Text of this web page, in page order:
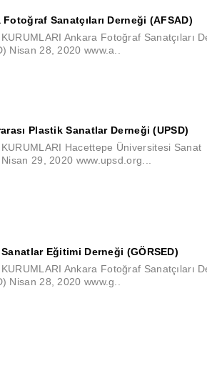
Fotoğraf Sanatçıları Derneği (AFSAD)
KURUMLARI Ankara Fotoğraf Sanatçıları
Nisan 28, 2020 www.a..
Plastik Sanatlar Derneği (UPSD)
KURUMLARI Hacettepe Üniversitesi Sanat
29, 2020 www.upsd.org...
Eğitimi Derneği (GÖRSED)
KURUMLARI Ankara Fotoğraf Sanatçıları
Nisan 28, 2020 www.g..